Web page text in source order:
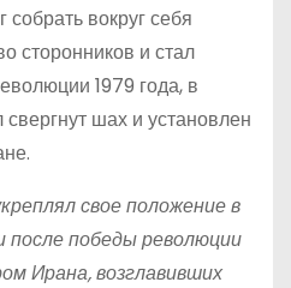
вокруг себя
сторонников и стал
1979 года, в
свергнут шах и установлен
свое положение в
после победы революции
Ирана, возглавивших